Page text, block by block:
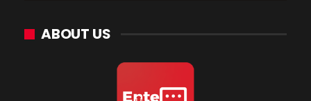
ABOUT US